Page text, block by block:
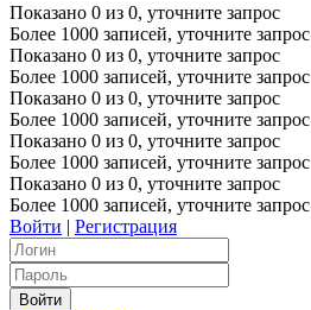
Показано 0 из 0, уточните запрос
Более 1000 записей, уточните запрос
Показано 0 из 0, уточните запрос
Более 1000 записей, уточните запрос
Показано 0 из 0, уточните запрос
Более 1000 записей, уточните запрос
Показано 0 из 0, уточните запрос
Более 1000 записей, уточните запрос
Показано 0 из 0, уточните запрос
Более 1000 записей, уточните запрос
Войти | Регистрация